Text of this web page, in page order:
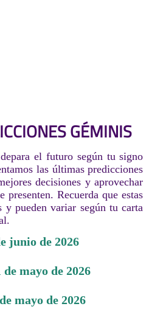
GÉMINIS
el futuro según tu signo
las últimas predicciones
decisiones y aprovechar
presenten. Recuerda que estas
y pueden variar según tu carta
junio de 2026
de mayo de 2026
mayo de 2026